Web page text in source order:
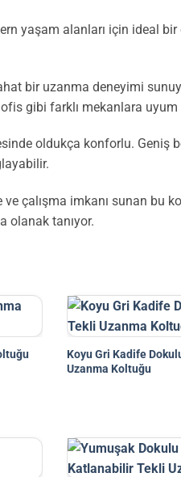
yaşam alanları için ideal
bir uzanma deneyimi
ofis gibi farklı mekanlara
oldukça konforlu. Geniş
ve çalışma imkanı sunan bu
olanak tanıyor.
Koyu Gri Kadife
Uzanma Koltuğu